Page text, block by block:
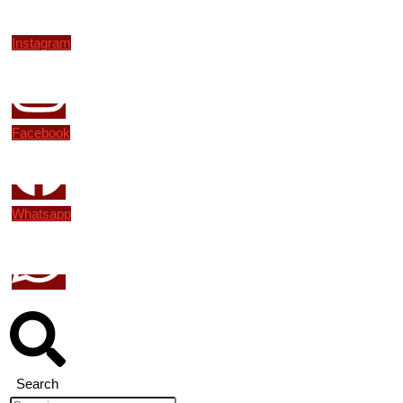
Instagram
Facebook
Whatsapp
Search